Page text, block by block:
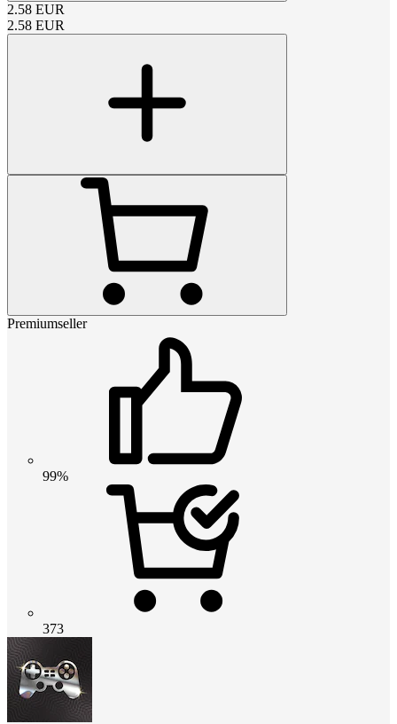
2.58 EUR
2.58 EUR
Premiumseller
99%
373